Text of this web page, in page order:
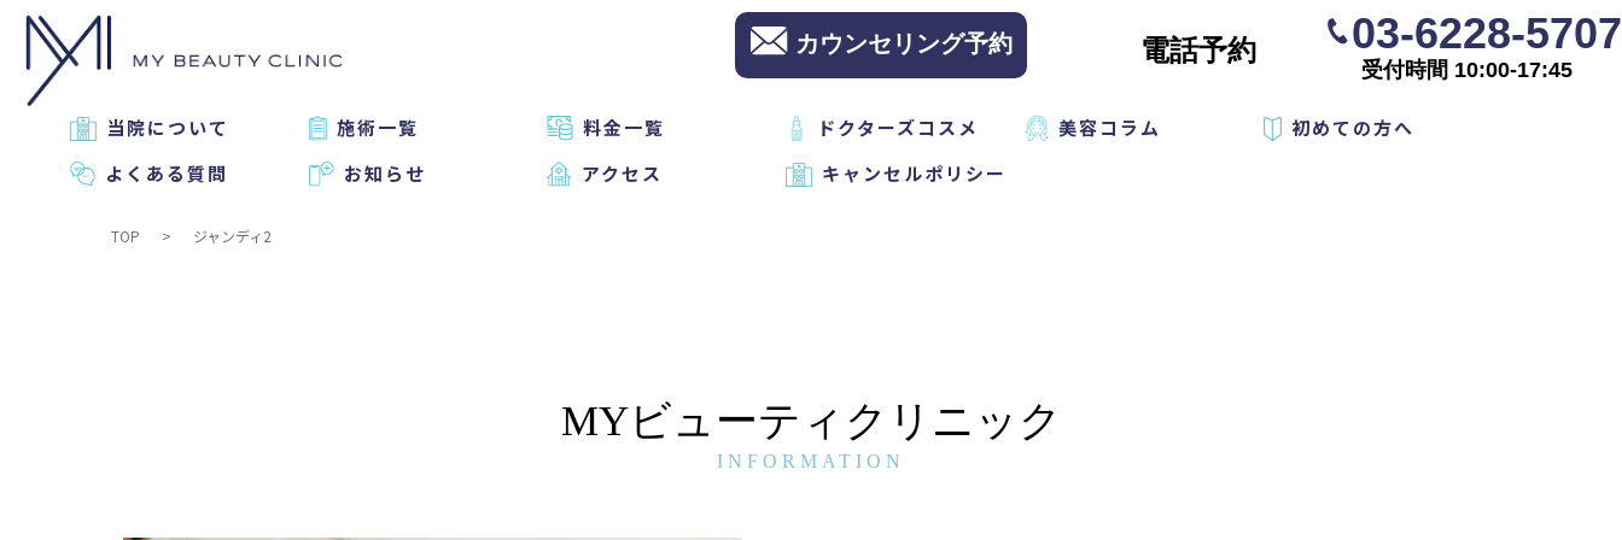
カウンセリング予約 電話予約 03-6228-5707
受付時間 10:00-17:45
当院について 施術一覧 料金一覧 ドクターズコスメ 美容コラム
初めての方へ
よくある質問
お知らせ アクセス キャンセルポリシー
TOP ジャンディ2
MYビューティクリニック
INFORMATION